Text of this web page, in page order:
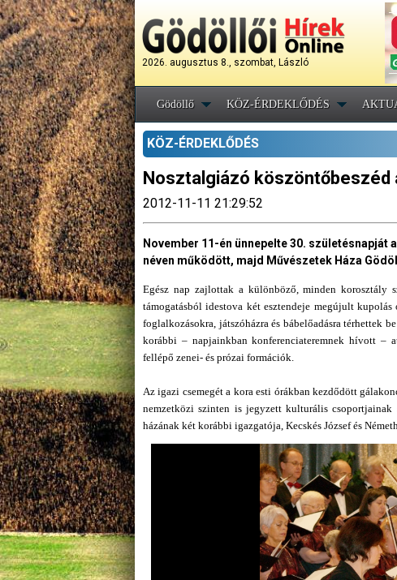
2026. augusztus 8., szombat, László
Gödöllő KÖZ-ÉRDEKLŐDÉS
KÖZ-ÉRDEKLŐDÉS
Nosztalgiázó köszöntőbeszéd
2012-11-11 21:29:52
November 11-én ünnepelte 30. születésnapját
néven működött, majd Művészetek Háza
Egész nap zajlottak a különböző, minden korosztály
támogatásból idestova két esztendeje megújult
foglalkozásokra, játszóházra és bábelőadásra térhettek
korábbi – napjainkban konferenciateremnek hívott –
fellépő zenei- és prózai formációk.
Az igazi csemegét a kora esti órákban kezdődött
nemzetközi szinten is jegyzett kulturális
házának két korábbi igazgatója, Kecskés József és